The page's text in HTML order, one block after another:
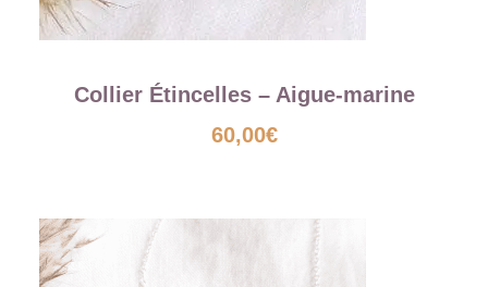
Collier Étincelles – Aigue-marine
60,00€